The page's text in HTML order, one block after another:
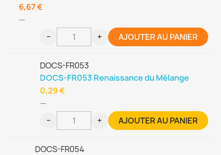
—
6,67 €
− + AJOUTER AU PANIER
DOCS-FR053
DOCS-FR053 Renaissance du Mélange
—
0,29 €
− + AJOUTER AU PANIER
DOCS-FR054